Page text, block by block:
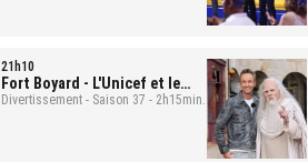
21h10
Fort Boyard - L'Unicef et le
Refuge
Divertissement - Saison 37 - 2h15min.